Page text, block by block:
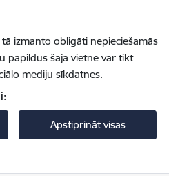
izmanto obligāti nepieciešamās
papildus šajā vietnē var tikt
mediju sīkdatnes.
Apstiprināt visas